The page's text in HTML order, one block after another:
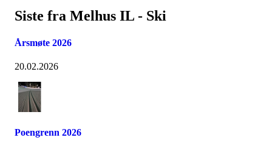
Siste fra Melhus IL - Ski
Årsmøte 2026
20.02.2026
Poengrenn 2026